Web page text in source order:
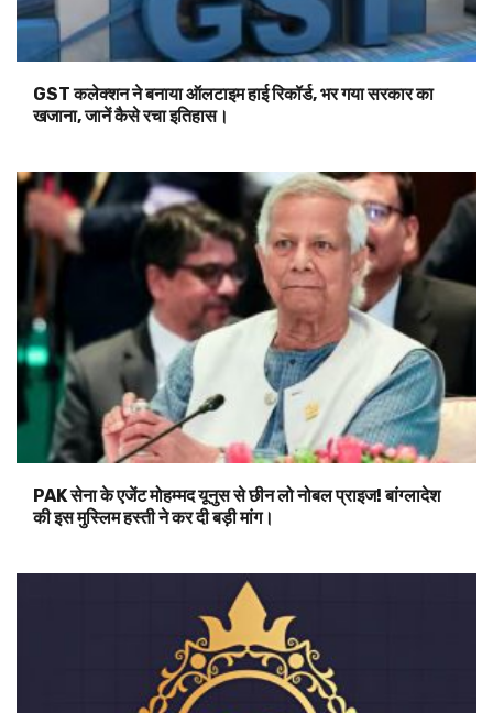
GST कलेक्शन ने बनाया ऑलटाइम हाई रिकॉर्ड, भर गया सरकार का
खजाना, जानें कैसे रचा इतिहास।
PAK सेना के एजेंट मोहम्मद यूनुस से छीन लो नोबल प्राइज! बांग्लादेश
की इस मुस्लिम हस्ती ने कर दी बड़ी मांग।